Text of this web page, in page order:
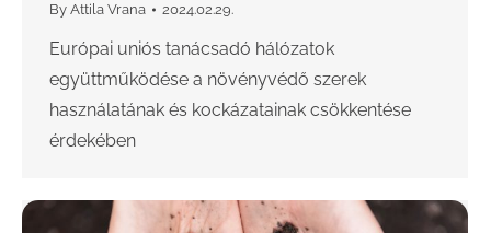
By Attila Vrana 2024.02.29.
Európai uniós tanácsadó hálózatok
együttműködése a növényvédő szerek
használatának és kockázatainak csökkentése
érdekében